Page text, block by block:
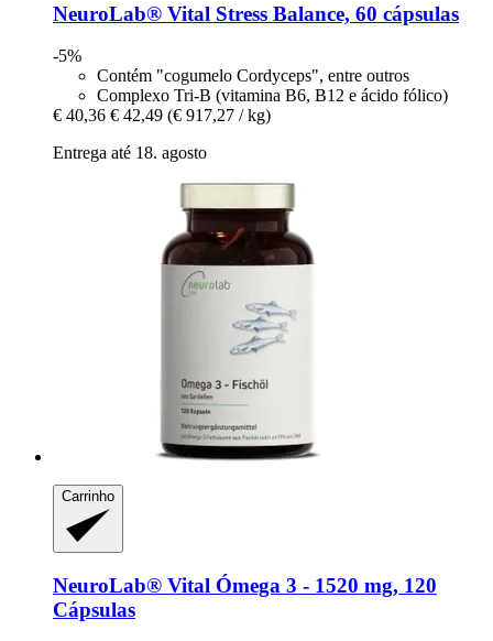
NeuroLab® Vital Stress Balance, 60 cápsulas
-5%
Contém "cogumelo Cordyceps", entre outros
Complexo Tri-B (vitamina B6, B12 e ácido fólico)
€ 40,36 € 42,49 (€ 917,27 / kg)
Entrega até 18. agosto
Carrinho
NeuroLab® Vital Ómega 3 -​ 1520 mg, 120
Cápsulas